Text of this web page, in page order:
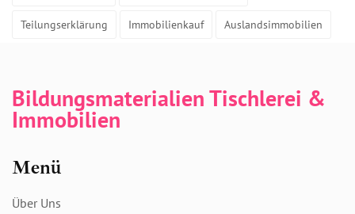
Teilungserklärung Immobilienkauf Auslandsimmobilien
Bildungsmaterialien Tischlerei &
Immobilien
Menü
Über Uns